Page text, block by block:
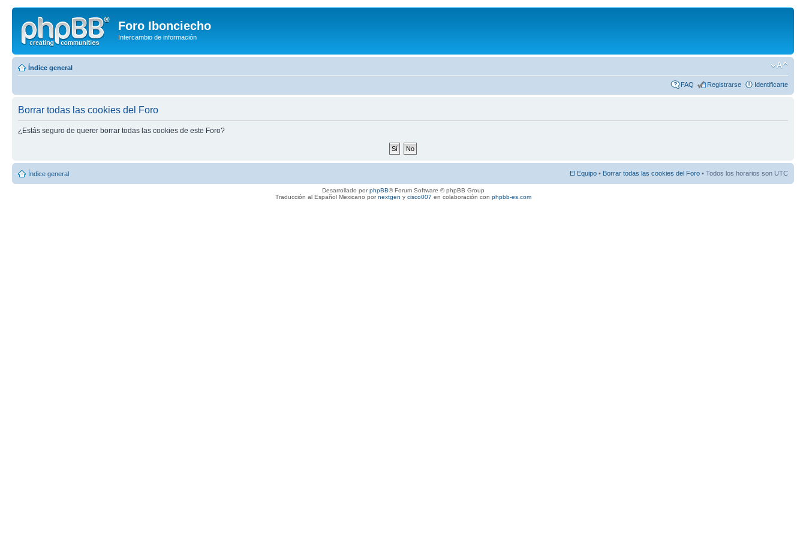
Foro Ibonciecho
Intercambio de información
Índice general
FAQ Registrarse Identificarte
Borrar todas las cookies del Foro
¿Estás seguro de querer borrar todas las cookies de este Foro?
Índice general El Equipo • Borrar todas las cookies del Foro • Todos los horarios son UTC
Desarrollado porphpBB® Forum Software © phpBB Group
Traducción al Español Mexicano pornextgen y cisco007 en colaboración con phpbb-es.com